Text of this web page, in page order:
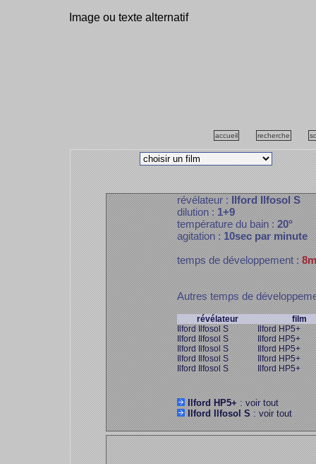
Image ou texte alternatif
accueil recherche
révélateur :Ilford Ilfosol S
dilution :1+9
température du bain :20°
agitation :10sec par minute
temps de développement :
Autres temps de
révélateur
film
Ilford Ilfosol S
Ilford HP5+
Ilford Ilfosol S
Ilford HP5+
Ilford Ilfosol S
Ilford HP5+
Ilford Ilfosol S
Ilford HP5+
Ilford Ilfosol S
Ilford HP5+
Ilford HP5+: voir tout
Ilford Ilfosol S: voir tout